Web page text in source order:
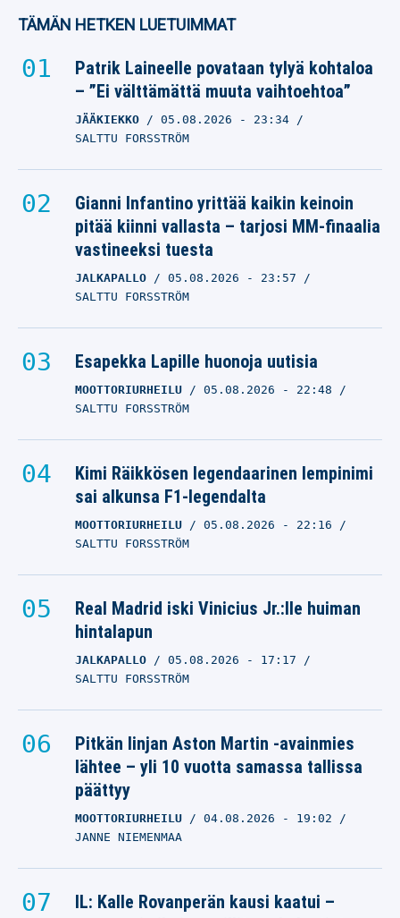
TÄMÄN HETKEN LUETUIMMAT
Patrik Laineelle povataan tylyä kohtaloa
– ”Ei välttämättä muuta vaihtoehtoa”
JÄÄKIEKKO 05.08.2026 - 23:34
SALTTU FORSSTRÖM
Gianni Infantino yrittää kaikin keinoin
pitää kiinni vallasta – tarjosi MM-finaalia
vastineeksi tuesta
JALKAPALLO 05.08.2026 - 23:57
SALTTU FORSSTRÖM
Esapekka Lapille huonoja uutisia
MOOTTORIURHEILU 05.08.2026 - 22:48
SALTTU FORSSTRÖM
Kimi Räikkösen legendaarinen lempinimi
sai alkunsa F1-legendalta
MOOTTORIURHEILU 05.08.2026 - 22:16
SALTTU FORSSTRÖM
Real Madrid iski Vinicius Jr.:lle huiman
hintalapun
JALKAPALLO 05.08.2026 - 17:17
SALTTU FORSSTRÖM
Pitkän linjan Aston Martin -avainmies
lähtee – yli 10 vuotta samassa tallissa
päättyy
MOOTTORIURHEILU 04.08.2026 - 19:02
JANNE NIEMENMAA
IL: Kalle Rovanperän kausi kaatui –